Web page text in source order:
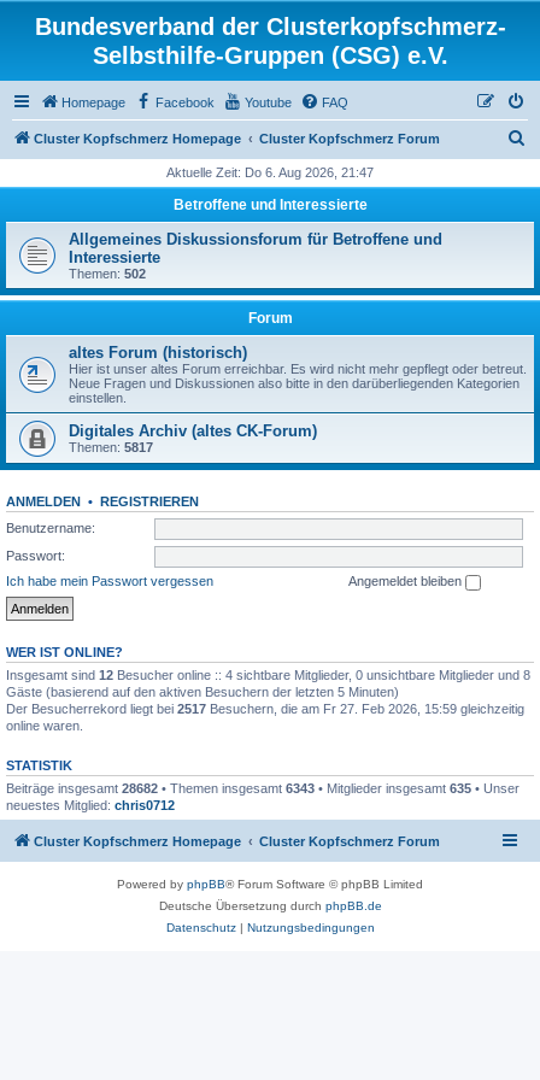
Bundesverband der Clusterkopfschmerz-
Selbsthilfe-Gruppen (CSG) e.V.
Homepage Facebook Youtube FAQ
Cluster Kopfschmerz Homepage Cluster Kopfschmerz Forum
h
Aktuelle Zeit: Do 6. Aug 2026, 21:47
Betroffene und Interessierte
Allgemeines Diskussionsforum für Betroffene und
Interessierte
Themen: 502
Forum
altes Forum (historisch)
Hier ist unser altes Forum erreichbar. Es wird nicht mehr gepflegt oder betreut.
Neue Fragen und Diskussionen also bitte in den darüberliegenden Kategorien
einstellen.
Digitales Archiv (altes CK-Forum)
Themen: 5817
ANMELDEN • REGISTRIEREN
Benutzername:
Passwort:
Ich habe mein Passwort vergessen
Angemeldet bleiben
WER IST ONLINE?
Insgesamt sind 12 Besucher online :: 4 sichtbare Mitglieder, 0 unsichtbare Mitglieder und 8
Gäste (basierend auf den aktiven Besuchern der letzten 5 Minuten)
Der Besucherrekord liegt bei 2517 Besuchern, die am Fr 27. Feb 2026, 15:59 gleichzeitig
online waren.
STATISTIK
Beiträge insgesamt 28682 • Themen insgesamt 6343 • Mitglieder insgesamt 635 • Unser
neuestes Mitglied: chris0712
Cluster Kopfschmerz Homepage Cluster Kopfschmerz Forum
Powered by phpBB® Forum Software © phpBB Limited
Deutsche Übersetzung durch phpBB.de
Datenschutz| Nutzungsbedingungen